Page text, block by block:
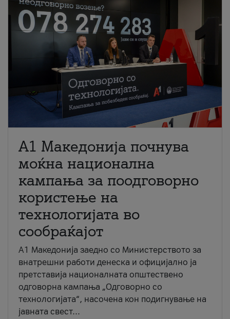
A1 Македонија почнува
моќна национална
кампања за поодговорно
користење на
технологијата во
сообраќајот
A1 Македонија заедно со Министерството за
внатрешни работи денеска и официјално ја
претставија националната општествено
одговорна кампања „Одговорно со
технологијата“, насочена кон подигнување на
јавната свест...